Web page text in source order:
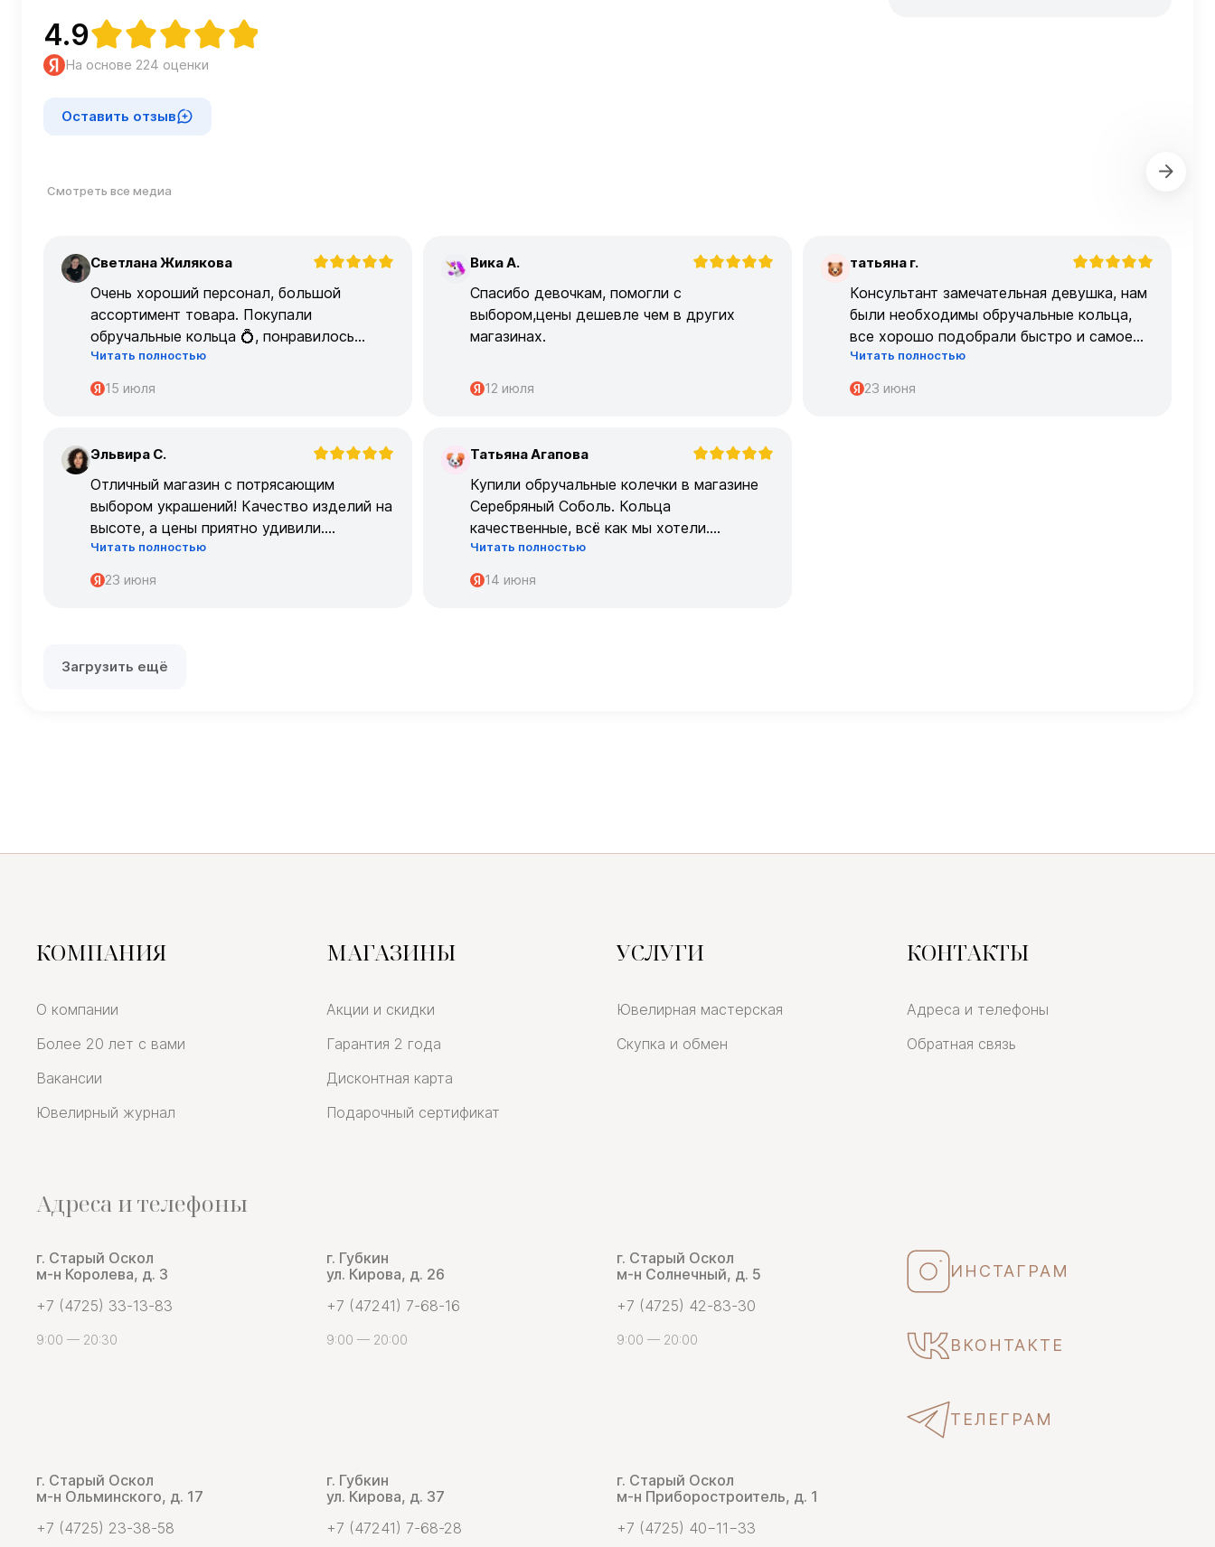
4.9
На основе 224 оценки
Оставить отзыв
Смотреть все медиа
С Светлана Жилякова
Очень хороший персонал, большой
ассортимент товара. Покупали
обручальные кольца 💍, понравилось
очень
Читать полностью
15 июля
В Вика А.
Спасибо девочкам, помогли с
выбором,цены дешевле чем в других
магазинах.
12 июля
Т татьяна г.
Консультант замечательная девушка, нам
были необходимы обручальные кольца,
все хорошо подобрали быстро и самое
главное, что все подошло по размеру с
первого раза ,огромное спасибо 🌹🌹🌹
Читать полностью
23 июня
Э Эльвира С.
Отличный магазин с потрясающим
выбором украшений! Качество изделий на
высоте, а цены приятно удивили.
Обслуживание на высшем уровне –
консультанты очень профессиональные.
Читать полностью
23 июня
Т Татьяна Агапова
Купили обручальные колечки в магазине
Серебряный Соболь. Кольца
качественные, всё как мы хотели.
Огромрое спасибо персоналу за работу с
нами!
Спасибо
Читать полностью
14 июня
Загрузить ещё
КОМПАНИЯ
О компании
Более 20 лет с вами
Вакансии
Ювелирный журнал
МАГАЗИНЫ
Акции и скидки
Гарантия 2 года
Дисконтная карта
Подарочный сертификат
УСЛУГИ
Ювелирная мастерская
Скупка и обмен
КОНТАКТЫ
Адреса и телефоны
Обратная связь
Адреса и телефоны
г. Старый Оскол
м-н Королева, д. 3
+7 (4725) 33-13-83
9:00 — 20:30
г. Губкин
ул. Кирова, д. 26
+7 (47241) 7-68-16
9:00 — 20:00
г. Старый Оскол
м-н Солнечный, д. 5
+7 (4725) 42-83-30
9:00 — 20:00
ИНСТАГРАМ
ВКОНТАКТЕ
ТЕЛЕГРАМ
г. Старый Оскол
м-н Ольминского, д. 17
+7 (4725) 23-38-58
г. Губкин
ул. Кирова, д. 37
+7 (47241) 7-68-28
г. Старый Оскол
м-н Приборостроитель, д. 1
+7 (4725) 40−11−33